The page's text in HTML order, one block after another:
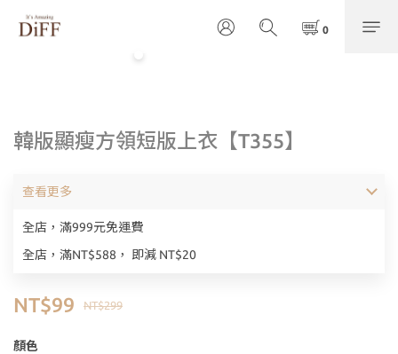
韓版顯瘦方領短版上衣【T355】
全店，滿999元免運費
全店，滿NT$588， 即減 NT$20
查看更多
NT$299
NT$99
顏色